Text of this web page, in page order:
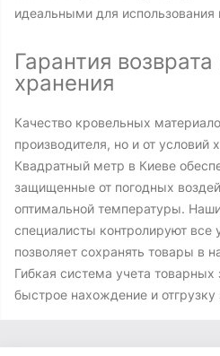
идеальными для использования
Гарантия
хранения
Качество кровельных
производителя, но и от условий
Квадратный метр в Киеве
защищенные от погодных
оптимальной температуры.
специалисты контролируют все
позволяет сохранять товары в
Гибкая система учета товарных
быстрое нахождение и отгрузку